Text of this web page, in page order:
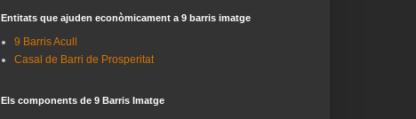
Entitats que ajuden econòmicament a 9 barris imatge
9 Barris Acull
Casal de Barri de Prosperitat
Els components de 9 Barris Imatge